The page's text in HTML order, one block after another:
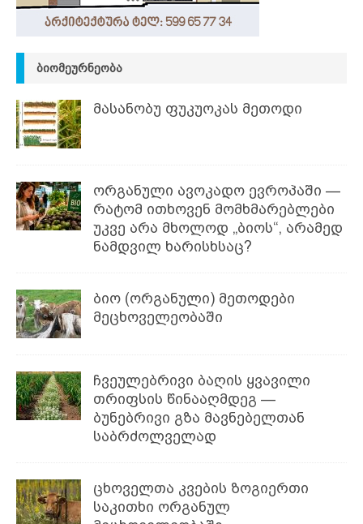
ᲑᲘᲝᲛᲔᲣᲠᲜᲔᲝᲑᲐ
მასანობუ ფუკუოკას მეთოდი
ორგანული ავოკადო ევროპაში —
რატომ ითხოვენ მომხმარებლები
უკვე არა მხოლოდ „ბიოს“, არამედ
ნამდვილ ხარისხსაც?
ბიო (ორგანული) მეთოდები
მეცხოველეობაში
ჩვეულებრივი ბაღის ყვავილი
თრიფსის წინააღმდეგ —
ბუნებრივი გზა მავნებელთან
საბრძოლველად
ცხოველთა კვების ზოგიერთი
საკითხი ორგანულ